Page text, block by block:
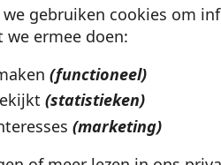
we gebruiken cookies om
we ermee doen:
(functioneel)
(statistieken)
(marketing)